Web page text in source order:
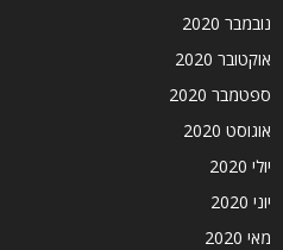
נובמבר 2020
אוקטובר 2020
ספטמבר 2020
אוגוסט 2020
יולי 2020
יוני 2020
מאי 2020